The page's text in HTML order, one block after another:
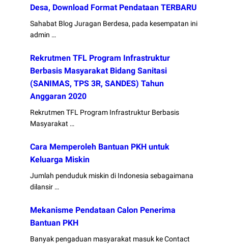
Desa, Download Format Pendataan TERBARU
Sahabat Blog Juragan Berdesa, pada kesempatan ini
admin …
Rekrutmen TFL Program Infrastruktur
Berbasis Masyarakat Bidang Sanitasi
(SANIMAS, TPS 3R, SANDES) Tahun
Anggaran 2020
Rekrutmen TFL Program Infrastruktur Berbasis
Masyarakat …
Cara Memperoleh Bantuan PKH untuk
Keluarga Miskin
Jumlah penduduk miskin di Indonesia sebagaimana
dilansir …
Mekanisme Pendataan Calon Penerima
Bantuan PKH
Banyak pengaduan masyarakat masuk ke Contact